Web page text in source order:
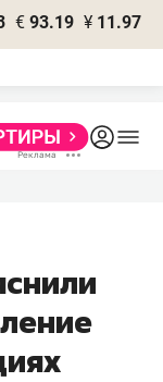
€ 93.19 ¥ 11.97